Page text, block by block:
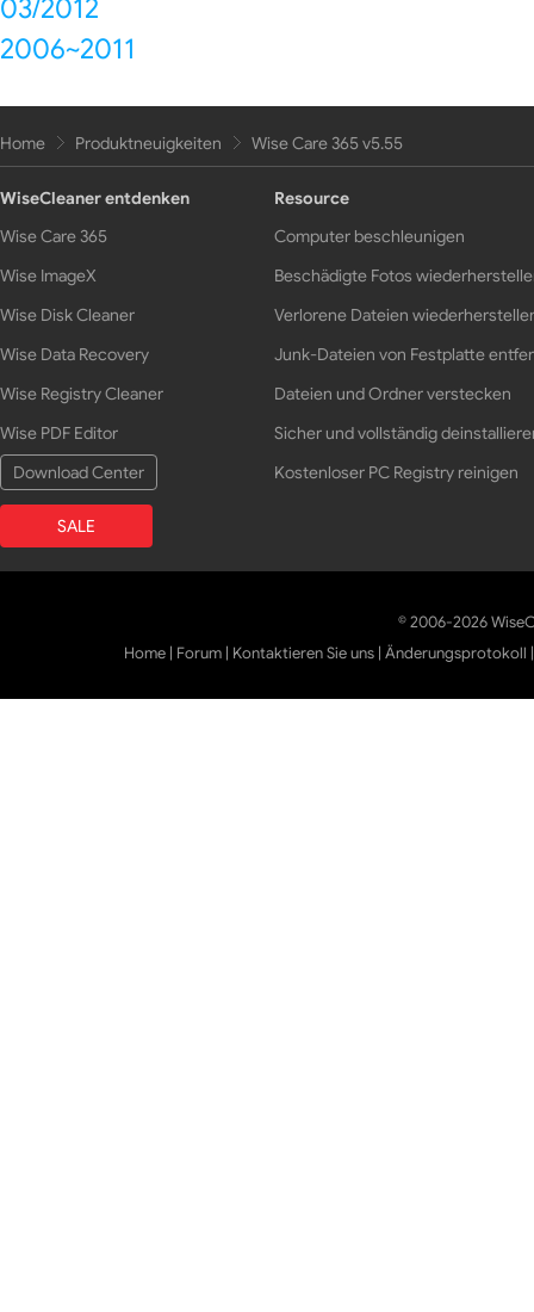
03/2012
2006~2011
Home Produktneuigkeiten Wise Care 365 v5.55
WiseCleaner entdenken
Wise Care 365
Wise ImageX
Wise Disk Cleaner
Wise Data Recovery
Wise Registry Cleaner
Wise PDF Editor
Download Center
SALE
Resource
Computer beschleunigen
Beschädigte Fotos
Verlorene Dateien
Junk-Dateien von Festplatte
Dateien und Ordner verstecken
Sicher und vollständig
Kostenloser PC Registry reinigen
© 2006-2026
Home | Forum | Kontaktieren Sie uns |Änderungsprotokoll